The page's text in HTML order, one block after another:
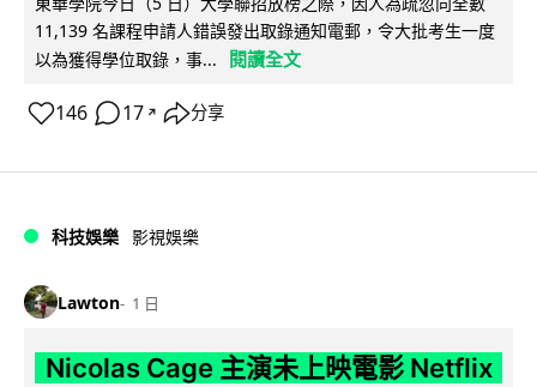
11,139 名課程申請人錯誤發出取錄通知電郵，令大批考生一度
以為獲得學位取錄，事...
閱讀全文
146 17 ↗ 分享
科技娛樂 影視娛樂
Lawton 1 日
Nicolas Cage 主演未上映電影 Netflix